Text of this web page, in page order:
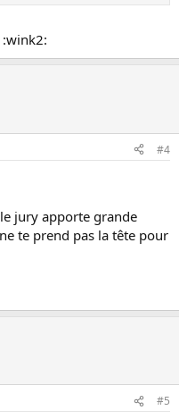
#4
jury apporte grande
te prend pas la tête pour
#5